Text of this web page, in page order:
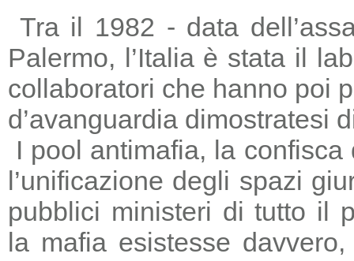
Tra il 1982 - data
Palermo, l’Italia è stata il
collaboratori che hanno poi
d’avanguardia dimostratesi
I pool antimafia, la
l’unificazione degli spazi
pubblici ministeri di tutto il
la mafia esistesse